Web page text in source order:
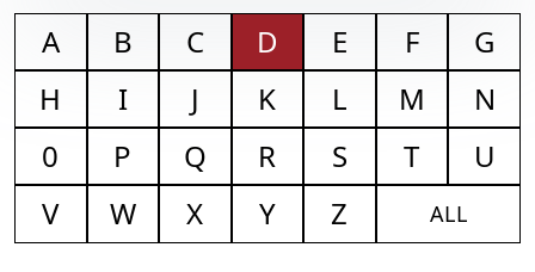
A B C D E F
G
H
I J K L M
N
0
P Q R S T
U
V
W X Y Z ALL